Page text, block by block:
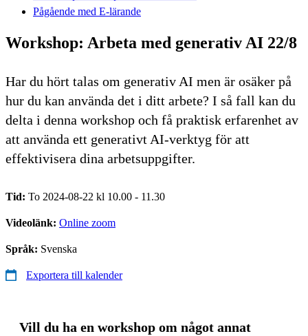
Pågående med E-lärande
Workshop: Arbeta med generativ AI 22/8
Har du hört talas om generativ AI men är osäker på
hur du kan använda det i ditt arbete? I så fall kan du
delta i denna workshop och få praktisk erfarenhet av
att använda ett generativt AI-verktyg för att
effektivisera dina arbetsuppgifter.
Tid: To 2024-08-22 kl 10.00 - 11.30
Videolänk: Online zoom
Språk: Svenska
Exportera till kalender
Vill du ha en workshop om något annat